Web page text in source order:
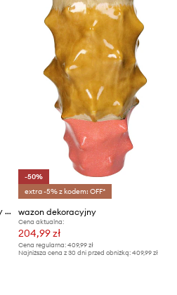
home & lifestyle wazon dekoracyjny 24 x 6,5 x 6,5 cm
-50%
extra -5% z kodem: OFF*
wazon dekoracyjny
Cena aktualna:
204,99 zł
Cena regularna: 409,99 zł
Najniższa cena z 30 dni przed obniżką: 409,99 zł